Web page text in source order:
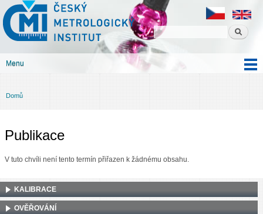
obsahu
Český
metrologický
institut
Menu
Jste zde
Domů
Publikace
V tuto chvíli není tento termín přiřazen k žádnému obsahu.
KALIBRACE
OVĚŘOVÁNÍ